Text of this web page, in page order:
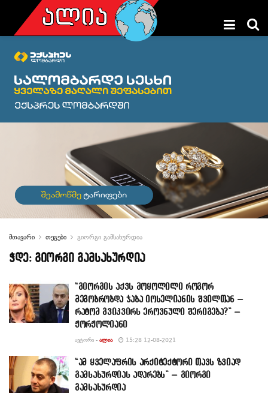
მთავარი თეგები გიორგი გამსახურდია
ჭდე: გიორგი გამსახურდია
“გიორგის აქვს მოყოლილი როგორ
მეგობრობდა ჯაბა იოსელიანის შვილთან –
რატომ გვიკვირს ეროვნული შერიგება?” –
ჟორჟოლიანი
ᲐᲕᲢᲝᲠᲘ - ᲐᲚᲘᲐ 15:28 12-08-2021
“ამ ყველაფრის არქიტექტორი თავს ზვიად
გამსახურდიას ადარებს” – გიორგი
გამსახურდია